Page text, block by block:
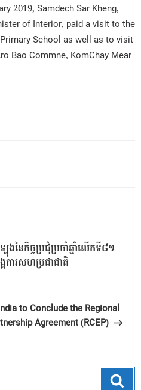
2019, Samdech Sar Kheng,
of Interior, paid a visit to the
School as well as to visit
Bao Commne, KomChay Mear
នៃកិច្ចប្រជុំប្រចាំឆ្នាំលើកទី៨១
ការសហប្រជាជាតិ
to Conclude the Regional
Agreement (RCEP)